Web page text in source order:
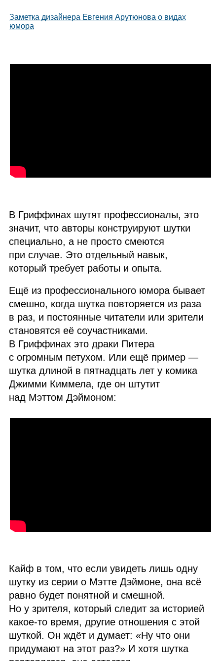
Заметка дизайнера Евгения Арутюнова о видах
юмора
В Гриффинах шутят профессионалы, это
значит, что авторы конструируют шутки
специально, а не просто смеются
при случае. Это отдельный навык,
который требует работы и опыта.
Ещё из профессионального юмора бывает
смешно, когда шутка повторяется из раза
в раз, и постоянные читатели или зрители
становятся её соучастниками.
В Гриффинах это драки Питера
с огромным петухом. Или ещё пример —
шутка длиной в пятнадцать лет у комика
Джимми Киммела, где он штутит
над Мэттом Дэймоном:
Кайф в том, что если увидеть лишь одну
шутку из серии о Мэтте Дэймоне, она всё
равно будет понятной и смешной.
Но у зрителя, который следит за историей
какое‑то время, другие отношения с этой
шуткой. Он ждёт и думает: «Ну что они
придумают на этот раз?» И хотя шутка